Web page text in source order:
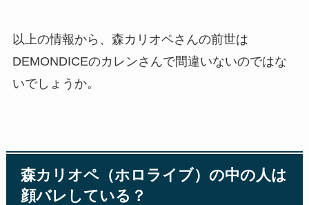
以上の情報から、森カリオペさんの前世は
DEMONDICEのカレンさんで間違いないのではな
いでしょうか。
森カリオペ（ホロライブ）の中の人は
顔バレしている？